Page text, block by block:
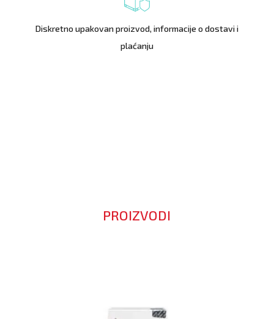
Diskretno upakovan proizvod, informacije o dostavi i
plaćanju
PROIZVODI